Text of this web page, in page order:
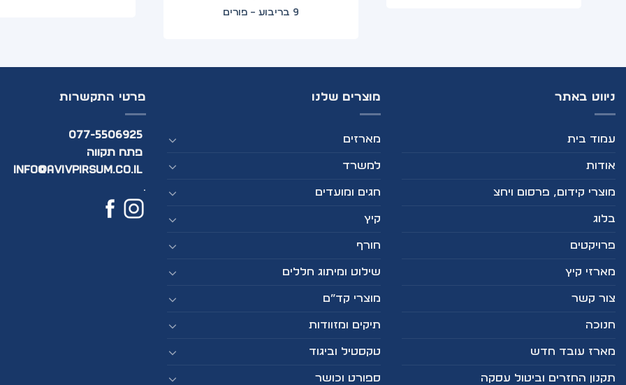
9 בריבוע – פורים
ניווט באתר
עמוד בית
אודות
מוצרי קידום, פרסום ויחצ
בלוג
פרויקטים
מארזי קיץ
צור קשר
חנוכה
מארז עובד חדש
תקנון החזרים וביטול עסקה
מוצרים שלנו
מארזים
למשרד
חגים ומועדים
קיץ
חורף
שילוט ומיתוג חללים
מוצרי קד”ם
תיקים ומזוודות
טקסטיל וביגוד
ספורט וכושר
פרטי התקשרות
077-5506925
פתח תקווה
info@avivpirsum.co.il
.